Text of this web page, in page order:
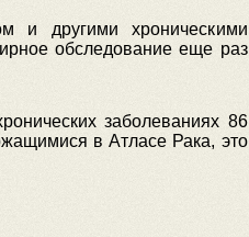
и другими хроническими
обследование еще раз
заболеваниях 86
в Атласе Рака, это